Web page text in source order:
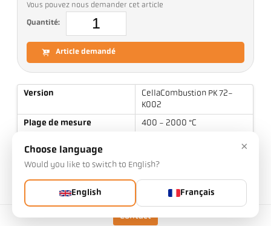
Contact
Vous pouvez nous demander cet article
Quantité:
Article demandé
Version
CellaCombustion PK 72-
K002
Plage de mesure
400 - 2000 °C
Distance focale
0,4 m
Forme de la cible
rond
Principe de mesure
monochromatique
×
Choose language
Would you like to switch to English?
English Français